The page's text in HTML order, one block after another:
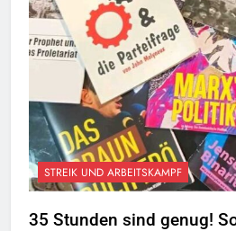
STREIK UND ARBEITSKAMPF
35 Stunden sind genug!